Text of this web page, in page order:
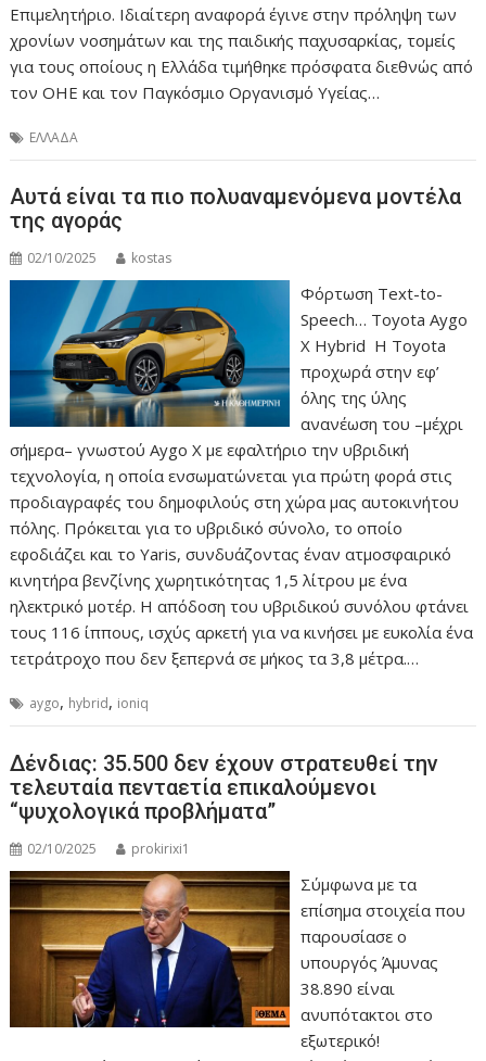
Επιμελητήριο. Ιδιαίτερη αναφορά έγινε στην πρόληψη των
χρονίων νοσημάτων και της παιδικής παχυσαρκίας, τομείς
για τους οποίους η Ελλάδα τιμήθηκε πρόσφατα διεθνώς από
τον ΟΗΕ και τον Παγκόσμιο Οργανισμό Υγείας…
ΕΛΛΑΔΑ
Αυτά είναι τα πιο πολυαναμενόμενα μοντέλα
της αγοράς
02/10/2025 kostas
Φόρτωση Text-to-
Speech… Toyota Aygo
X Hybrid Η Toyota
προχωρά στην εφ’
όλης της ύλης
ανανέωση του –μέχρι
σήμερα– γνωστού Aygo X με εφαλτήριο την υβριδική
τεχνολογία, η οποία ενσωματώνεται για πρώτη φορά στις
προδιαγραφές του δημοφιλούς στη χώρα μας αυτοκινήτου
πόλης. Πρόκειται για το υβριδικό σύνολο, το οποίο
εφοδιάζει και το Yaris, συνδυάζοντας έναν ατμοσφαιρικό
κινητήρα βενζίνης χωρητικότητας 1,5 λίτρου με ένα
ηλεκτρικό μοτέρ. Η απόδοση του υβριδικού συνόλου φτάνει
τους 116 ίππους, ισχύς αρκετή για να κινήσει με ευκολία ένα
τετράτροχο που δεν ξεπερνά σε μήκος τα 3,8 μέτρα.…
aygo, hybrid, ioniq
Δένδιας: 35.500 δεν έχουν στρατευθεί την
τελευταία πενταετία επικαλούμενοι
“ψυχολογικά προβλήματα”
02/10/2025 prokirixi1
Σύμφωνα με τα
επίσημα στοιχεία που
παρουσίασε ο
υπουργός Άμυνας
38.890 είναι
ανυπότακτοι στο
εξωτερικό!